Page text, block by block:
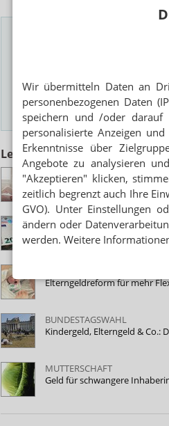
Wir übermitteln Daten an
personenbezogenen Daten
speichern und /oder darauf
personalisierte Anzeigen
Erkenntnisse über
Angebote zu analysieren
"Akzeptieren" klicken,
zeitlich begrenzt auch Ihre
GVO). Unter Einstellungen
ändern oder
werden. Weitere
Das Wichtigste des Tages
E-MAIL ADRESSE
Hinweis zum
Lesen Sie auch
INHABERINNEN UND INHABER
Apothekerverband:
NEUERUNGEN BEIM
Weniger Geld für PTA mit
Elterngeldreform für mehr
BUNDESTAGSWAHL
Kindergeld, Elterngeld & Co.:
MUTTERSCHAFT
Geld für schwangere